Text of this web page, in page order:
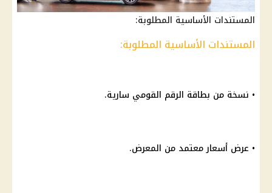
المستندات الأساسية المطلوبة:
المستندات الأساسية المطلوبة:
• نسخة من بطاقة الرقم القومي سارية.
• عرض أسعار معتمد من المعرض.